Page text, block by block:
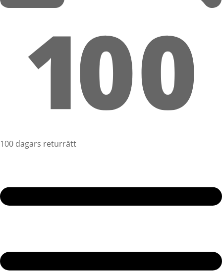
100 dagars returrätt